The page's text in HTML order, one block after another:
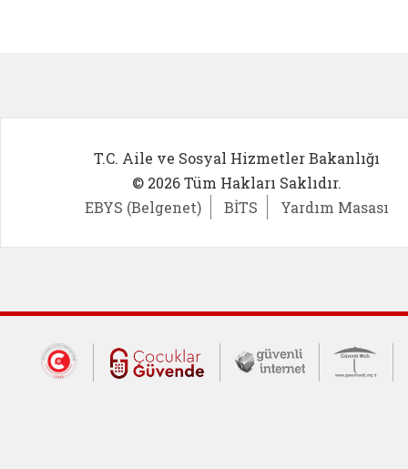
T.C. Aile ve Sosyal Hizmetler Bakanlığı
© 2026 Tüm Hakları Saklıdır.
EBYS (Belgenet)
BİTS Yardım Masası
Dış Bağlantılar
Cumhurbaşkanlığı İletişim Merkezi
Çocuklar Güvende (yeni
Güvenli